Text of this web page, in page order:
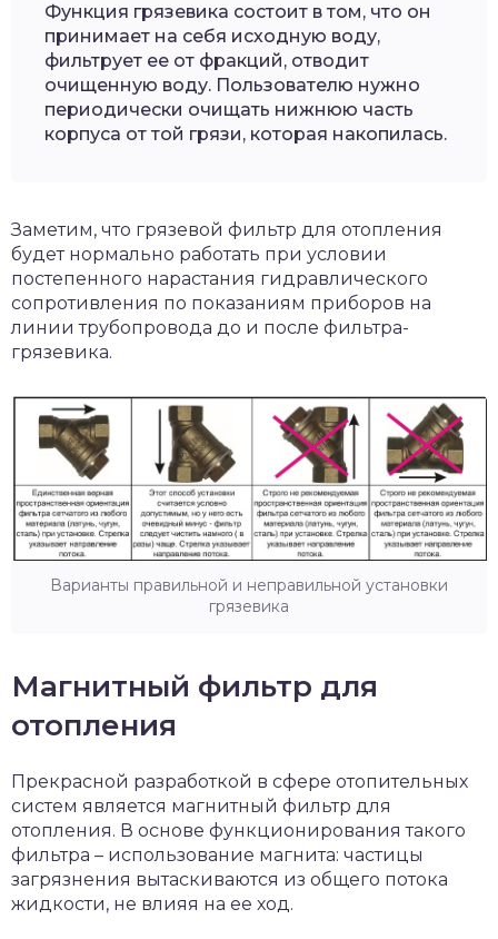
Функция грязевика состоит в том, что он
принимает на себя исходную воду,
фильтрует ее от фракций, отводит
очищенную воду. Пользователю нужно
периодически очищать нижнюю часть
корпуса от той грязи, которая накопилась.
Заметим, что грязевой фильтр для отопления
будет нормально работать при условии
постепенного нарастания гидравлического
сопротивления по показаниям приборов на
линии трубопровода до и после фильтра-
грязевика.
Варианты правильной и неправильной установки
грязевика
Магнитный фильтр для
отопления
Прекрасной разработкой в сфере отопительных
систем является магнитный фильтр для
отопления. В основе функционирования такого
фильтра – использование магнита: частицы
загрязнения вытаскиваются из общего потока
жидкости, не влияя на ее ход.